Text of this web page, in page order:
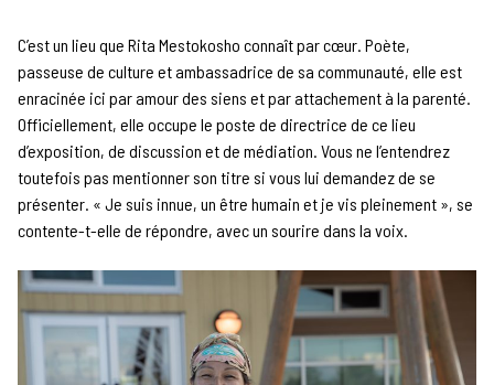
C’est un lieu que Rita Mestokosho connaît par cœur. Poète,
passeuse de culture et ambassadrice de sa communauté, elle est
enracinée ici par amour des siens et par attachement à la parenté.
Officiellement, elle occupe le poste de directrice de ce lieu
d’exposition, de discussion et de médiation. Vous ne l’entendrez
toutefois pas mentionner son titre si vous lui demandez de se
présenter. « Je suis innue, un être humain et je vis pleinement », se
contente-t-elle de répondre, avec un sourire dans la voix.